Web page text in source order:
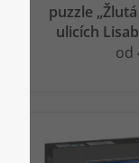
puzzle
ulicích
od